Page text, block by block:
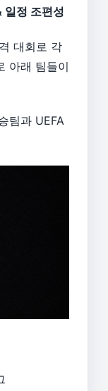
정 조편성
대회로 각
아래 팀들이
팀과 UEFA